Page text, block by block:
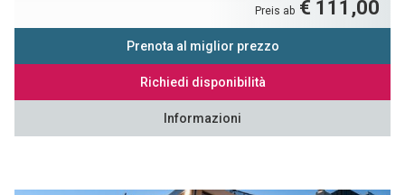
Preis ab € 111,00
Prenota al miglior prezzo
Richiedi disponibilità
Informazioni